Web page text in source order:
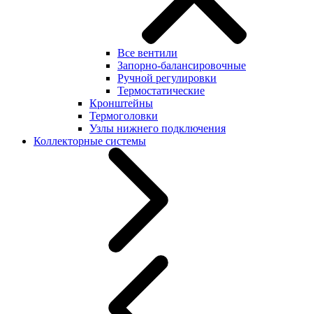
Все вентили
Запорно-балансировочные
Ручной регулировки
Термостатические
Кронштейны
Термоголовки
Узлы нижнего подключения
Коллекторные системы